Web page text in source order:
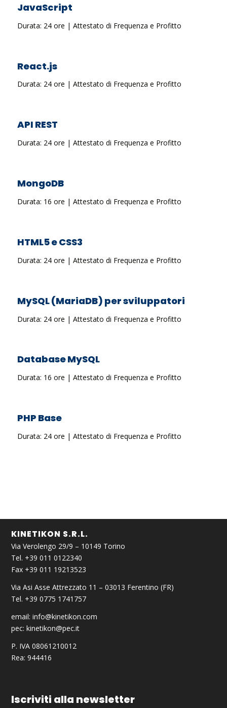
JavaScript
Durata: 24 ore | Attestato di Frequenza e Profitto
React.js
Durata: 24 ore | Attestato di Frequenza e Profitto
API REST
Durata: 24 ore | Attestato di Frequenza e Profitto
MongoDB
Durata: 16 ore | Attestato di Frequenza e Profitto
HTML5 e CSS3
Durata: 24 ore | Attestato di Frequenza e Profitto
MySQL (MariaDB) per sviluppatori
Durata: 24 ore | Attestato di Frequenza e Profitto
Database MySQL
Durata: 16 ore | Attestato di Frequenza e Profitto
PHP Base
Durata: 24 ore | Attestato di Frequenza e Profitto
KINETIKON S.R.L.
Via Verolengo 29/9 – 10149 Torino
Tel. +39 011 0122340
Fax +39 011 19213523
Via Asi Asse Attrezzato 11 – 03013 Ferentino (FR)
Tel. +39 0775 1741757
email:info@kinetikon.com
pec:kinetikon@pec.it
P. IVA 08061210012
Rea: 944416
Iscriviti alla newsletter